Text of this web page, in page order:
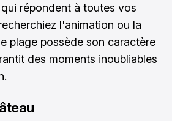
qui répondent à toutes vos
l'animation ou la
plage possède son caractère
des moments inoubliables